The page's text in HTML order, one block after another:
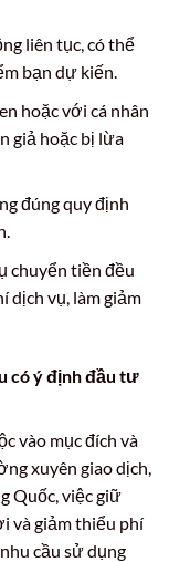
liên tục, có thể
bạn dự kiến.
hoặc với cá nhân
giả hoặc bị lừa
đúng quy định
chuyển tiền đều
dịch vụ, làm giảm
có ý định đầu tư
vào mục đích và
xuyên giao dịch,
Quốc, việc giữ
và giảm thiểu phí
cầu sử dụng